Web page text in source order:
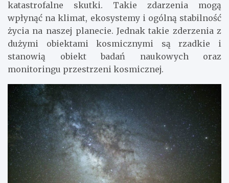
katastrofalne skutki. Takie zdarzenia mogą
wpłynąć na klimat, ekosystemy i ogólną stabilność
życia na naszej planecie. Jednak takie zderzenia z
dużymi obiektami kosmicznymi są rzadkie i
stanowią obiekt badań naukowych oraz
monitoringu przestrzeni kosmicznej.